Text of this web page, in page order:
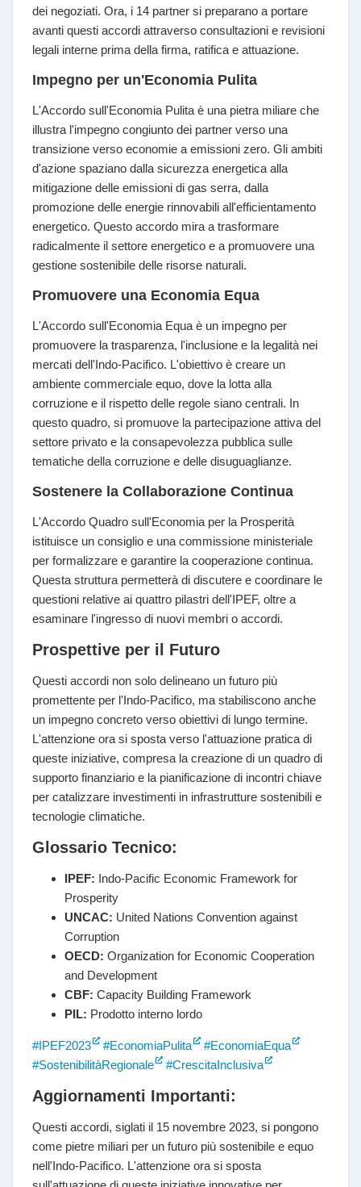
dei negoziati. Ora, i 14 partner si preparano a portare
avanti questi accordi attraverso consultazioni e revisioni
legali interne prima della firma, ratifica e attuazione.
Impegno per un'Economia Pulita
L'Accordo sull'Economia Pulita è una pietra miliare che
illustra l'impegno congiunto dei partner verso una
transizione verso economie a emissioni zero. Gli ambiti
d'azione spaziano dalla sicurezza energetica alla
mitigazione delle emissioni di gas serra, dalla
promozione delle energie rinnovabili all'efficientamento
energetico. Questo accordo mira a trasformare
radicalmente il settore energetico e a promuovere una
gestione sostenibile delle risorse naturali.
Promuovere una Economia Equa
L'Accordo sull'Economia Equa è un impegno per
promuovere la trasparenza, l'inclusione e la legalità nei
mercati dell'Indo-Pacifico. L'obiettivo è creare un
ambiente commerciale equo, dove la lotta alla
corruzione e il rispetto delle regole siano centrali. In
questo quadro, si promuove la partecipazione attiva del
settore privato e la consapevolezza pubblica sulle
tematiche della corruzione e delle disuguaglianze.
Sostenere la Collaborazione Continua
L'Accordo Quadro sull'Economia per la Prosperità
istituisce un consiglio e una commissione ministeriale
per formalizzare e garantire la cooperazione continua.
Questa struttura permetterà di discutere e coordinare le
questioni relative ai quattro pilastri dell'IPEF, oltre a
esaminare l'ingresso di nuovi membri o accordi.
Prospettive per il Futuro
Questi accordi non solo delineano un futuro più
promettente per l'Indo-Pacifico, ma stabiliscono anche
un impegno concreto verso obiettivi di lungo termine.
L'attenzione ora si sposta verso l'attuazione pratica di
queste iniziative, compresa la creazione di un quadro di
supporto finanziario e la pianificazione di incontri chiave
per catalizzare investimenti in infrastrutture sostenibili e
tecnologie climatiche.
Glossario Tecnico:
IPEF: Indo-Pacific Economic Framework for
Prosperity
UNCAC: United Nations Convention against
Corruption
OECD: Organization for Economic Cooperation
and Development
CBF: Capacity Building Framework
PIL: Prodotto interno lordo
#IPEF2023 #EconomiaPulita
#EconomiaEqua
#SostenibilitàRegionale
#CrescitaInclusiva
Aggiornamenti Importanti:
Questi accordi, siglati il 15 novembre 2023, si pongono
come pietre miliari per un futuro più sostenibile e equo
nell'Indo-Pacifico. L'attenzione ora si sposta